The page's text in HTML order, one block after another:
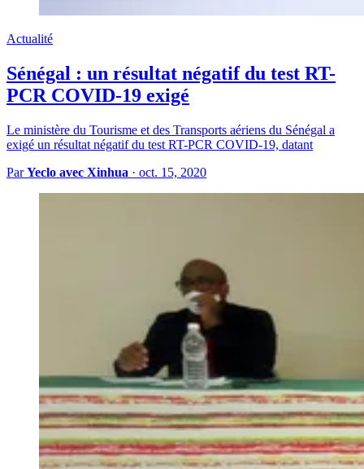
Actualité
Sénégal : un résultat négatif du test RT-
PCR COVID-19 exigé
Le ministère du Tourisme et des Transports aériens du Sénégal a
exigé un résultat négatif du test RT-PCR COVID-19, datant
ParYeclo avec Xinhua · oct. 15, 2020